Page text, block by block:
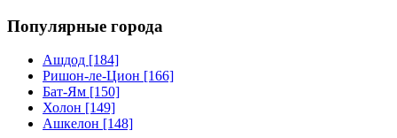
Популярные города
Ашдод [184]
Ришон-ле-Цион [166]
Бат-Ям [150]
Холон [149]
Ашкелон [148]